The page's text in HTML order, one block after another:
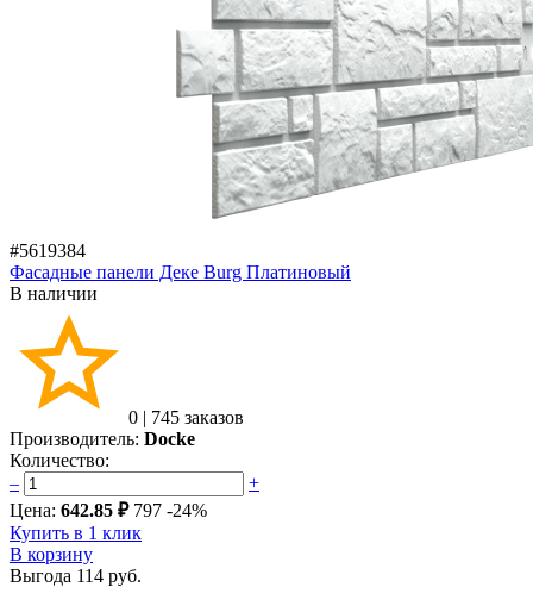
#5619384
Фасадные панели Деке Burg Платиновый
В наличии
0 | 745 заказов
Производитель: Docke
Количество:
–
+
Цена: 642.85 ₽ 797 -24%
Купить в 1 клик
В корзину
Выгода 114 руб.